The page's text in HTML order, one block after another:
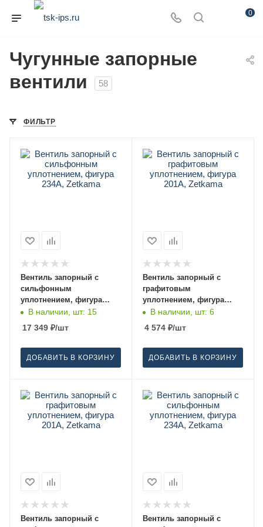
0
Чугунные запорные
вентили
58
ФИЛЬТР
Вентиль запорный с
сильфонным
уплотнением, фигура
234A, Zetkama 40
В наличии, шт: 15
17 349 ₽/шт
ДОБАВИТЬ В КОРЗИНУ
Вентиль запорный с
графитовым
уплотнением, фигура
201A, Zetkama 40
В наличии, шт: 6
4 574 ₽/шт
ДОБАВИТЬ В КОРЗИНУ
Вентиль запорный с
Вентиль запорный с